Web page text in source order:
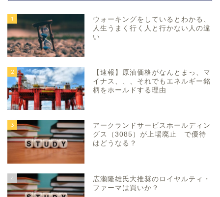
1
ウォーキングをしているとわかる、
人生うまく行く人と行かない人の違
い
2
【速報】原油価格がなんとまっ、マ
イナス、、、それでもエネルギー銘
柄をホールドする理由
3
アークランドサービスホールディン
グス（3085）が上場廃止 で優待
はどうなる？
4
広瀬隆雄氏大推奨のロイヤルティ・
ファーマは買いか？